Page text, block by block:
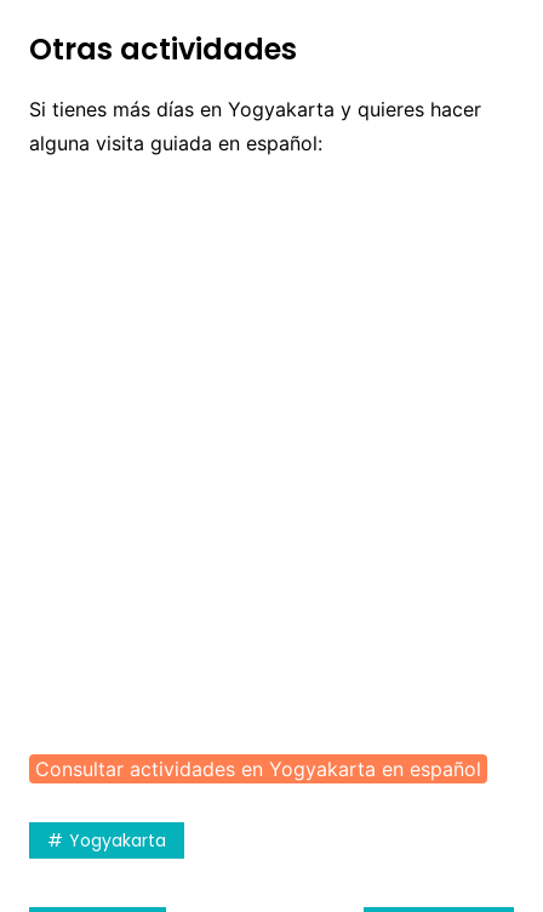
Otras actividades
Si tienes más días en Yogyakarta y quieres hacer
alguna visita guiada en español:
Consultar actividades en Yogyakarta en español
Yogyakarta